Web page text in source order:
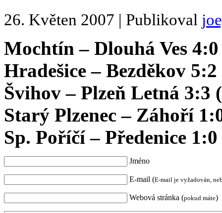
26. Květen 2007 | Publikoval
Mochtín – Dlouhá Ves
Hradešice – Bezděkov
Švihov – Plzeň Letná 3:3
Starý Plzenec – Záhoří
Sp. Poříčí – Předenice
Jméno
E-mail (E-mail je vyžadován,
Webová stránka (pokud máte)